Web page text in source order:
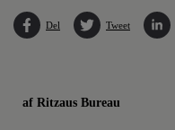
Del Tweet
af Ritzaus Bureau